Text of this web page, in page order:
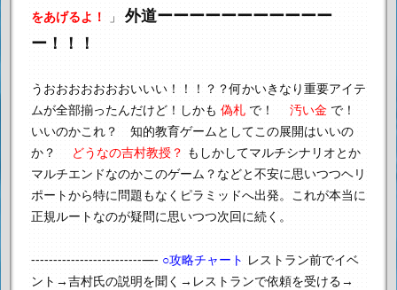
をあげるよ！
」
外道ーーーーーーーーーーー
ー！！！
うおおおおおおおいいい！！！？？何かいきなり重要アイテ
ムが全部揃ったんだけど！ しかも 偽札 で！ 汚い金 で！
いいのかこれ？ 知的教育ゲームとしてこの展開はいいの
か？
どうなの吉村教授？ もしかしてマルチシナリオとか
マルチエンドなのかこのゲーム？ などと不安に思いつつヘリ
ポートから特に問題もなくピラミッドへ出発。 これが本当に
正規ルートなのが疑問に思いつつ次回に続く。
-------------------------—- ○攻略チャート レストラン前でイベ
ント→吉村氏の説明を聞く→レストランで依頼を受ける→